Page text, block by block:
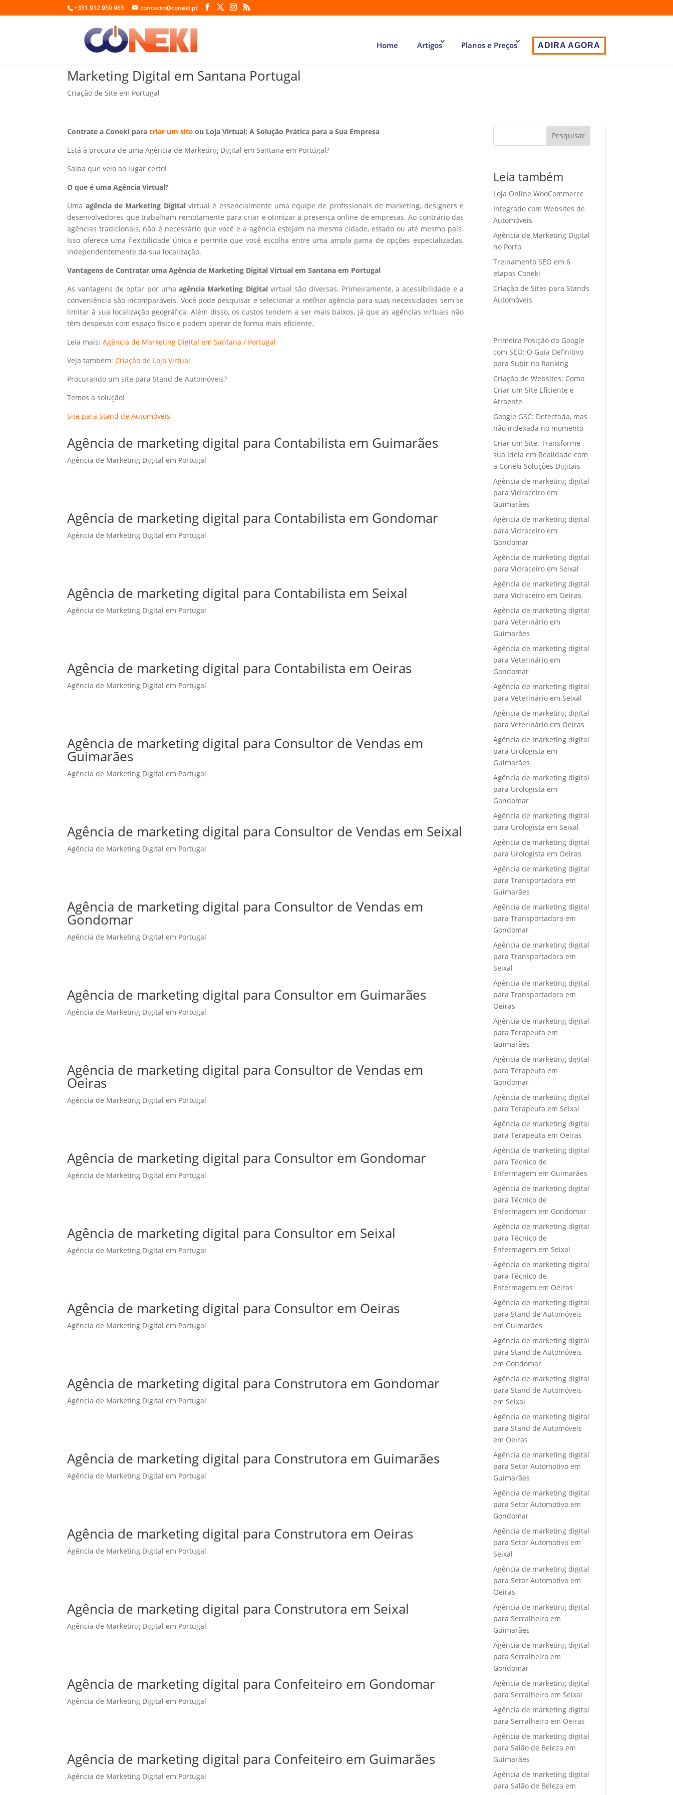
+351 912 950 965 contacto@coneki.pt
Home Artigos Planos e Preços ADIRA AGORA
Marketing Digital em Santana Portugal
Criação de Site em Portugal
Contrate a Coneki paracriar um site ou Loja Virtual: A Solução Prática para a Sua Empresa
Está à procura de uma Agência de Marketing Digital em Santana em Portugal?
Saiba que veio ao lugar certo!
O que é uma Agência Virtual?
Uma agência de Marketing Digital virtual é essencialmente uma equipe de profissionais de marketing, designers e
desenvolvedores que trabalham remotamente para criar e otimizar a presença online de empresas. Ao contrário das
agências tradicionais, não é necessário que você e a agência estejam na mesma cidade, estado ou até mesmo país.
Isso oferece uma flexibilidade única e permite que você escolha entre uma ampla gama de opções especializadas,
independentemente da sua localização.
Vantagens de Contratar uma Agência de Marketing Digital Virtual em Santana em Portugal
As vantagens de optar por umaagência Marketing Digitalvirtual são diversas. Primeiramente, a acessibilidade e a
conveniência são incomparáveis. Você pode pesquisar e selecionar a melhor agência para suas necessidades sem se
limitar à sua localização geográfica. Além disso, os custos tendem a ser mais baixos, já que as agências virtuais não
têm despesas com espaço físico e podem operar de forma mais eficiente.
Leia mais:Agência de Marketing Digital em Santana / Portugal
Veja também:Criação de Loja Virtual
Procurando um site para Stand de Automóveis?
Temos a solução!
Site para Stand de Automóveis
Agência de marketing digital para Contabilista em Guimarães
Agência de Marketing Digital em Portugal
Agência de marketing digital para Contabilista em Gondomar
Agência de Marketing Digital em Portugal
Agência de marketing digital para Contabilista em Seixal
Agência de Marketing Digital em Portugal
Agência de marketing digital para Contabilista em Oeiras
Agência de Marketing Digital em Portugal
Agência de marketing digital para Consultor de Vendas em
Guimarães
Agência de Marketing Digital em Portugal
Agência de marketing digital para Consultor de Vendas em Seixal
Agência de Marketing Digital em Portugal
Agência de marketing digital para Consultor de Vendas em
Gondomar
Agência de Marketing Digital em Portugal
Agência de marketing digital para Consultor em Guimarães
Agência de Marketing Digital em Portugal
Agência de marketing digital para Consultor de Vendas em
Oeiras
Agência de Marketing Digital em Portugal
Agência de marketing digital para Consultor em Gondomar
Agência de Marketing Digital em Portugal
Agência de marketing digital para Consultor em Seixal
Agência de Marketing Digital em Portugal
Agência de marketing digital para Consultor em Oeiras
Agência de Marketing Digital em Portugal
Agência de marketing digital para Construtora em Gondomar
Agência de Marketing Digital em Portugal
Agência de marketing digital para Construtora em Guimarães
Agência de Marketing Digital em Portugal
Agência de marketing digital para Construtora em Oeiras
Agência de Marketing Digital em Portugal
Agência de marketing digital para Construtora em Seixal
Agência de Marketing Digital em Portugal
Agência de marketing digital para Confeiteiro em Gondomar
Agência de Marketing Digital em Portugal
Agência de marketing digital para Confeiteiro em Guimarães
Agência de Marketing Digital em Portugal
Pesquisar
Leia também
Loja Online WooCommerce
Integrado com Websites de
Automóveis
Agência de Marketing Digital
no Porto
Treinamento SEO em 6
etapas Coneki
Criação de Sites para Stands
Automóveis
Primeira Posição do Google
com SEO: O Guia Definitivo
para Subir no Ranking
Criação de Websites: Como
Criar um Site Eficiente e
Atraente
Google GSC: Detectada, mas
não indexada no momento
Criar um Site: Transforme
sua Ideia em Realidade com
a Coneki Soluções Digitais
Agência de marketing digital
para Vidraceiro em
Guimarães
Agência de marketing digital
para Vidraceiro em
Gondomar
Agência de marketing digital
para Vidraceiro em Seixal
Agência de marketing digital
para Vidraceiro em Oeiras
Agência de marketing digital
para Veterinário em
Guimarães
Agência de marketing digital
para Veterinário em
Gondomar
Agência de marketing digital
para Veterinário em Seixal
Agência de marketing digital
para Veterinário em Oeiras
Agência de marketing digital
para Urologista em
Guimarães
Agência de marketing digital
para Urologista em
Gondomar
Agência de marketing digital
para Urologista em Seixal
Agência de marketing digital
para Urologista em Oeiras
Agência de marketing digital
para Transportadora em
Guimarães
Agência de marketing digital
para Transportadora em
Gondomar
Agência de marketing digital
para Transportadora em
Seixal
Agência de marketing digital
para Transportadora em
Oeiras
Agência de marketing digital
para Terapeuta em
Guimarães
Agência de marketing digital
para Terapeuta em
Gondomar
Agência de marketing digital
para Terapeuta em Seixal
Agência de marketing digital
para Terapeuta em Oeiras
Agência de marketing digital
para Técnico de
Enfermagem em Guimarães
Agência de marketing digital
para Técnico de
Enfermagem em Gondomar
Agência de marketing digital
para Técnico de
Enfermagem em Seixal
Agência de marketing digital
para Técnico de
Enfermagem em Oeiras
Agência de marketing digital
para Stand de Automóveis
em Guimarães
Agência de marketing digital
para Stand de Automóveis
em Gondomar
Agência de marketing digital
para Stand de Automóveis
em Seixal
Agência de marketing digital
para Stand de Automóveis
em Oeiras
Agência de marketing digital
para Setor Automotivo em
Guimarães
Agência de marketing digital
para Setor Automotivo em
Gondomar
Agência de marketing digital
para Setor Automotivo em
Seixal
Agência de marketing digital
para Setor Automotivo em
Oeiras
Agência de marketing digital
para Serralheiro em
Guimarães
Agência de marketing digital
para Serralheiro em
Gondomar
Agência de marketing digital
para Serralheiro em Seixal
Agência de marketing digital
para Serralheiro em Oeiras
Agência de marketing digital
para Salão de Beleza em
Guimarães
Agência de marketing digital
para Salão de Beleza em